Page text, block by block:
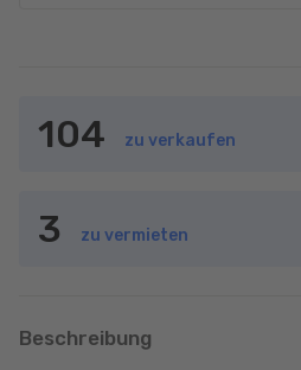
104 zu verkaufen
3 zu vermieten
Beschreibung